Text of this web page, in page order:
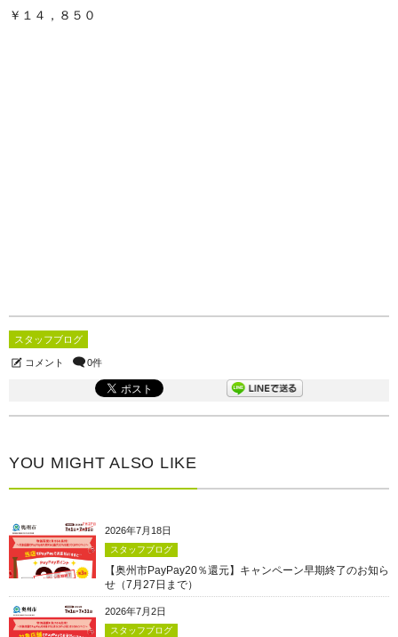
￥１４，８５０
スタッフブログ
コメント 0件
YOU MIGHT ALSO LIKE
2026年7月18日
スタッフブログ
【奥州市PayPay20％還元】キャンペーン早期終了のお知ら
せ（7月27日まで）
2026年7月2日
スタッフブログ